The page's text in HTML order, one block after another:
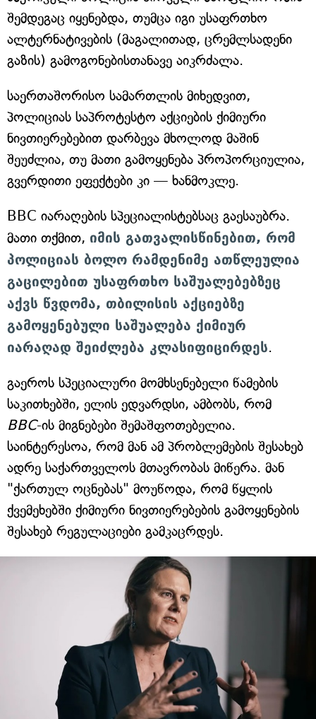
შემდეგაც იყენებდა, თუმცა იგი უსაფრთხო
ალტერნატივების (მაგალითად, ცრემლსადენი
გაზის) გამოგონებისთანავე აიკრძალა.
საერთაშორისო სამართლის მიხედვით,
პოლიციას საპროტესტო აქციების ქიმიური
ნივთიერებებით დარბევა მხოლოდ მაშინ
შეუძლია, თუ მათი გამოყენება პროპორციულია,
გვერდითი ეფექტები კი — ხანმოკლე.
BBC იარაღების სპეციალისტებსაც გაესაუბრა.
მათი თქმით, იმის გათვალისწინებით, რომ
პოლიციას ბოლო რამდენიმე ათწლეულია
გაცილებით უსაფრთხო საშუალებებზეც
აქვს წვდომა, თბილისის აქციებზე
გამოყენებული საშუალება ქიმიურ
იარაღად შეიძლება კლასიფიცირდეს.
გაეროს სპეციალური მომხსენებელი წამების
საკითხებში, ელის ედვარდსი, ამბობს, რომ
BBC-ის მიგნებები შემაშფოთებელია.
საინტერესოა, რომ მან ამ პრობლემების შესახებ
ადრე საქართველოს მთავრობას მიწერა. მან
"ქართულ ოცნებას" მოუწოდა, რომ წყლის
ქვემეხებში ქიმიური ნივთიერებების გამოყენების
შესახებ რეგულაციები გამკაცრდეს.